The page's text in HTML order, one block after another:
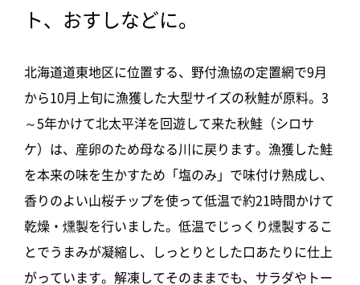
ト、おすしなどに。
北海道道東地区に位置する、野付漁協の定置網で9月
から10月上旬に漁獲した大型サイズの秋鮭が原料。3
～5年かけて北太平洋を回遊して来た秋鮭（シロサ
ケ）は、産卵のため母なる川に戻ります。漁獲した鮭
を本来の味を生かすため「塩のみ」で味付け熟成し、
香りのよい山桜チップを使って低温で約21時間かけて
乾燥・燻製を行いました。低温でじっくり燻製するこ
とでうまみが凝縮し、しっとりとした口あたりに仕上
がっています。解凍してそのままでも、サラダやトー